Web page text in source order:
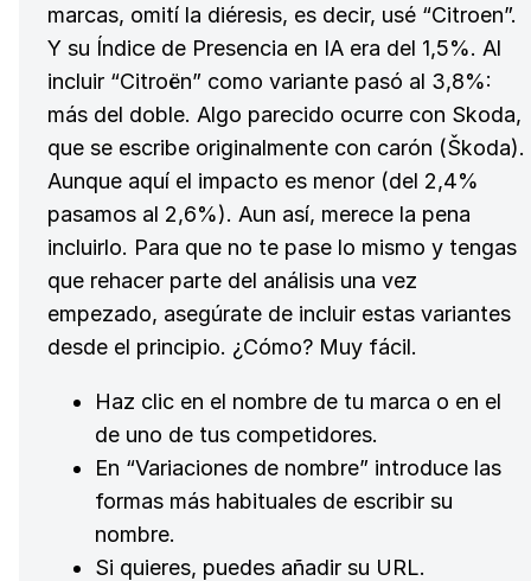
marcas, omití la diéresis, es decir, usé “Citroen”.
Y su Índice de Presencia en IA era del 1,5%. Al
incluir “Citroën” como variante pasó al 3,8%:
más del doble. Algo parecido ocurre con Skoda,
que se escribe originalmente con carón (Škoda).
Aunque aquí el impacto es menor (del 2,4%
pasamos al 2,6%). Aun así, merece la pena
incluirlo. Para que no te pase lo mismo y tengas
que rehacer parte del análisis una vez
empezado, asegúrate de incluir estas variantes
desde el principio. ¿Cómo? Muy fácil.
Haz clic en el nombre de tu marca o en el
de uno de tus competidores.
En “Variaciones de nombre” introduce las
formas más habituales de escribir su
nombre.
Si quieres, puedes añadir su URL.